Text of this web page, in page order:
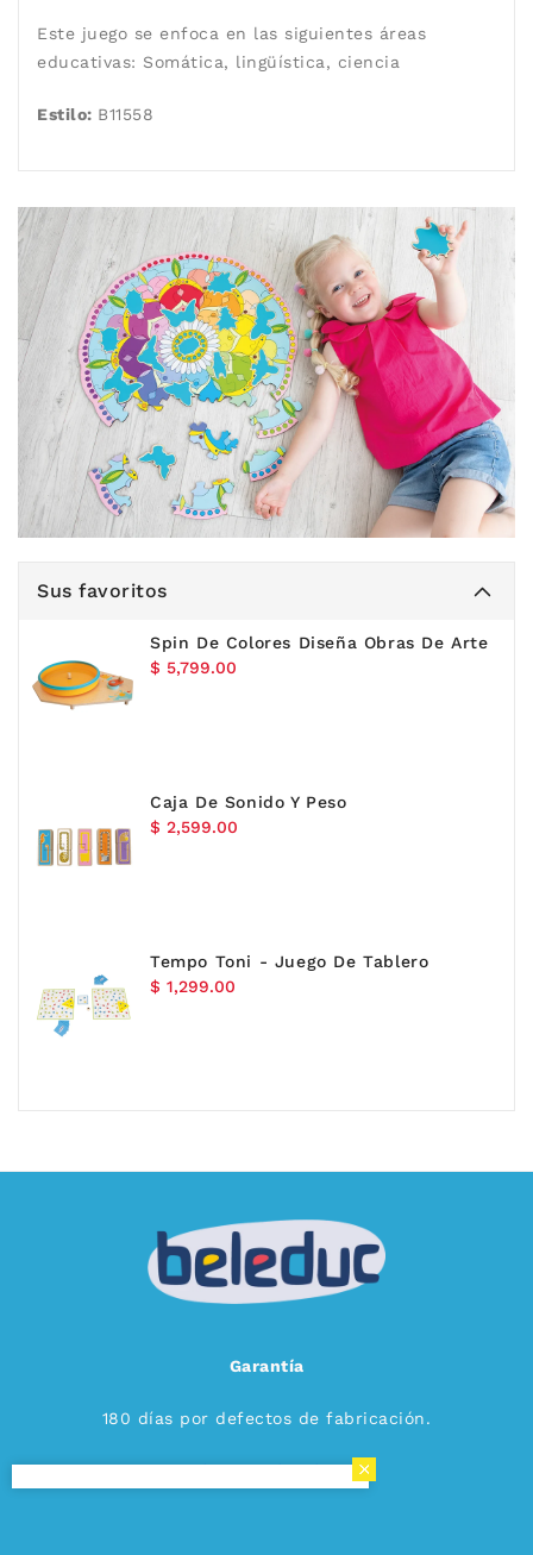
Sus favoritos
Spin De Colores Diseña Obras De Arte
Precio
$ 5,799.00
Caja De Sonido Y Peso
Precio
$ 2,599.00
Tempo Toni - Juego De Tablero
Precio
$ 1,299.00
Este juego se enfoca en las siguientes áreas
educativas: Somática, lingüística, ciencia
Estilo: B11558
Garantía
180 días por defectos de fabricación.
Aviso de privacidad